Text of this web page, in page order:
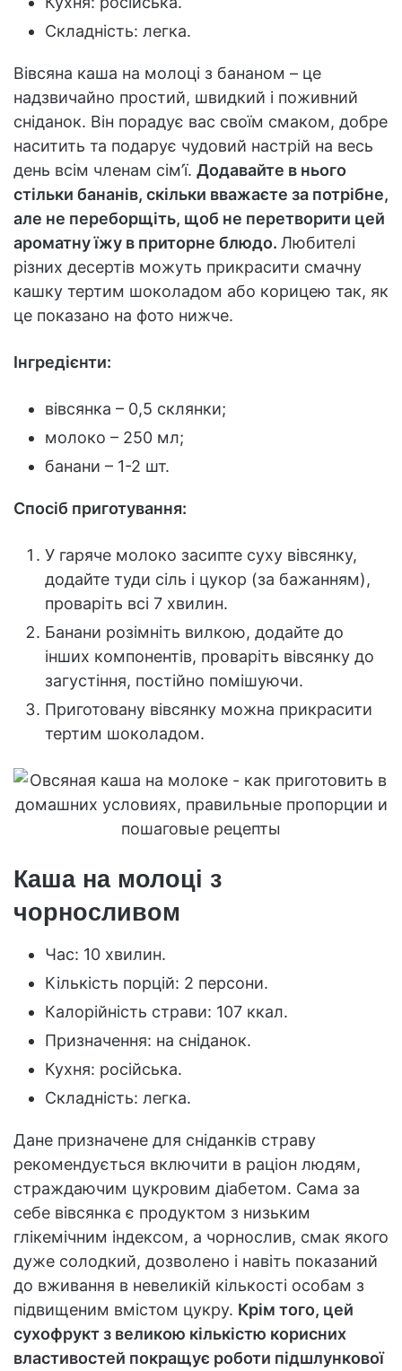
Складність: легка.
Вівсяна каша на молоці з бананом – це
надзвичайно простий, швидкий і поживний
сніданок. Він порадує вас своїм смаком, добре
наситить та подарує чудовий настрій на весь
день всім членам сім’ї. Додавайте в нього
стільки бананів, скільки вважаєте за потрібне,
але не переборщіть, щоб не перетворити цей
ароматну їжу в приторне блюдо. Любителі
різних десертів можуть прикрасити смачну
кашку тертим шоколадом або корицею так, як
це показано на фото нижче.
Інгредієнти:
вівсянка – 0,5 склянки;
молоко – 250 мл;
банани – 1-2 шт.
Спосіб приготування:
У гаряче молоко засипте суху вівсянку,
додайте туди сіль і цукор (за бажанням),
проваріть всі 7 хвилин.
Банани розімніть вилкою, додайте до
інших компонентів, проваріть вівсянку до
загустіння, постійно помішуючи.
Приготовану вівсянку можна прикрасити
тертим шоколадом.
Каша на молоці з
чорносливом
Час: 10 хвилин.
Кількість порцій: 2 персони.
Калорійність страви: 107 ккал.
Призначення: на сніданок.
Кухня: російська.
Складність: легка.
Дане призначене для сніданків страву
рекомендується включити в раціон людям,
страждаючим цукровим діабетом. Сама за
себе вівсянка є продуктом з низьким
глікемічним індексом, а чорнослив, смак якого
дуже солодкий, дозволено і навіть показаний
до вживання в невеликій кількості особам з
підвищеним вмістом цукру. Крім того, цей
сухофрукт з великою кількістю корисних
властивостей покращує роботи підшлункової